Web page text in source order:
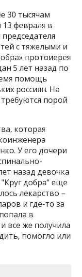
30 тысячам
февраля в
с тяжелыми и
протоиерея
5 лет назад по
помощь
россиян. На
порой
которая
У его дочери
назад девочка
добра" еще
лекарство –
и где-то за
в
все же получила
помогло или